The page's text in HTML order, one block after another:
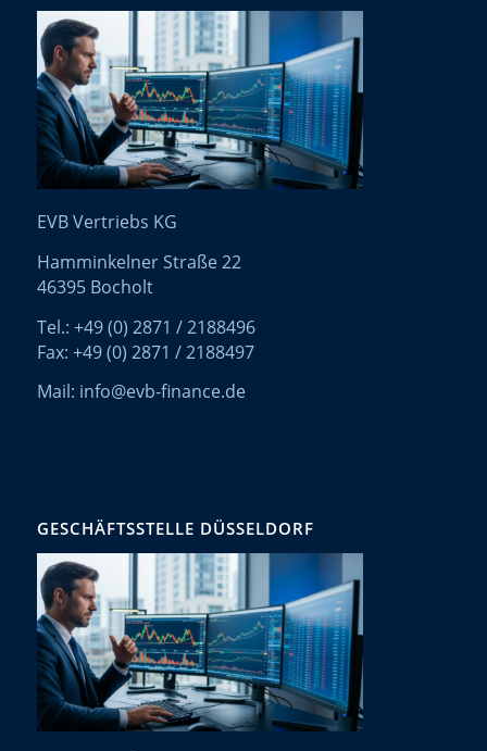
EVB Vertriebs KG
Hamminkelner Straße 22
46395 Bocholt
Tel.: +49 (0) 2871 / 2188496
Fax: +49 (0) 2871 / 2188497
Mail: info@evb-finance.de
GESCHÄFTSSTELLE DÜSSELDORF